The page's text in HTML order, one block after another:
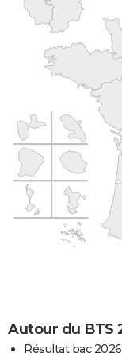
Autour du BTS
Résultat bac 2026